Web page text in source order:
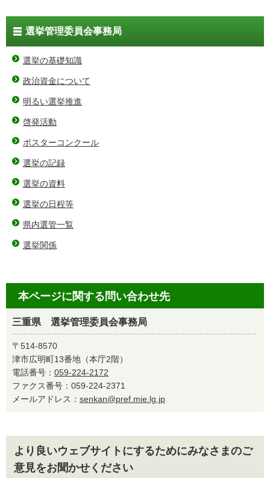
選挙管理委員会事務局
選挙の基礎知識
政治資金について
明るい選挙推進
啓発活動
ポスターコンクール
選挙の記録
選挙の資料
選挙の日程等
県内選管一覧
選挙関係
本ページに関する問い合わせ先
三重県 選挙管理委員会事務局
〒514-8570
津市広明町13番地（本庁2階）
電話番号： 059-224-2172
ファクス番号：059-224-2371
メールアドレス： senkan@pref.mie.lg.jp
より良いウェブサイトにするためにみなさまのご
意見をお聞かせください